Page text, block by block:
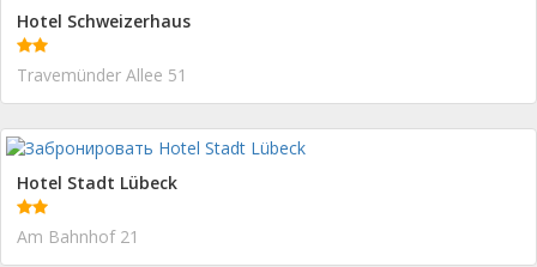
Hotel Schweizerhaus
Travemünder Allee 51
Hotel Stadt Lübeck
Am Bahnhof 21